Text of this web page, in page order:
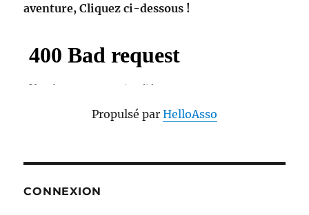
aventure, Cliquez ci-dessous !
Propulsé par HelloAsso
CONNEXION